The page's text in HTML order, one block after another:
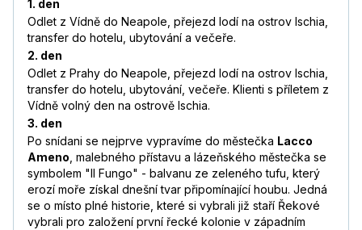
1. den
Odlet z Vídně do Neapole, přejezd lodí na ostrov Ischia,
transfer do hotelu, ubytování a večeře.
2. den
Odlet z Prahy do Neapole, přejezd lodí na ostrov Ischia,
transfer do hotelu, ubytování, večeře. Klienti s příletem z
Vídně volný den na ostrově Ischia.
3. den
Po snídani se nejprve vypravíme do městečka Lacco
Ameno , malebného přístavu a lázeňského městečka se
symbolem "Il Fungo" - balvanu ze zeleného tufu, který
erozí moře získal dnešní tvar připomínající houbu. Jedná
se o místo plné historie, které si vybrali již staří Řekové
vybrali pro založení první řecké kolonie v západním